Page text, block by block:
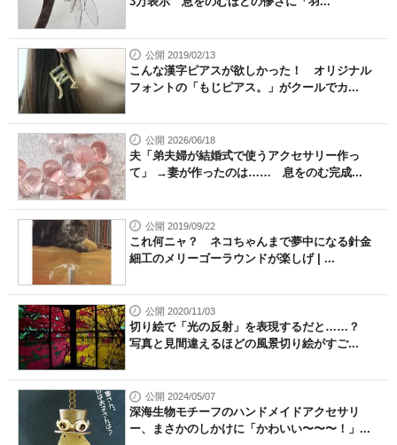
公開 2019/02/13
こんな漢字ピアスが欲しかった！ オリジナル
フォントの「もじピアス。」がクールでカ...
公開 2026/06/18
夫「弟夫婦が結婚式で使うアクセサリー作っ
て」 →妻が作ったのは…… 息をのむ完成...
公開 2019/09/22
これ何ニャ？ ネコちゃんまで夢中になる針金
細工のメリーゴーラウンドが楽しげ | ...
公開 2020/11/03
切り絵で「光の反射」を表現するだと……？
写真と見間違えるほどの風景切り絵がすご...
公開 2024/05/07
深海生物モチーフのハンドメイドアクセサリ
ー、まさかのしかけに「かわいい〜〜〜！」...